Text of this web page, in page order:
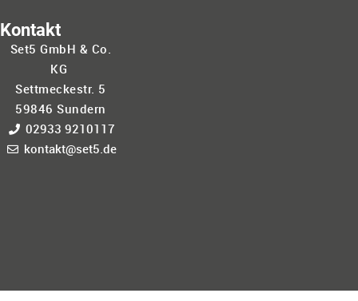
Kontakt
Set5 GmbH & Co.
KG
Settmeckestr. 5
59846 Sundern
02933 9210117
kontakt@set5.de